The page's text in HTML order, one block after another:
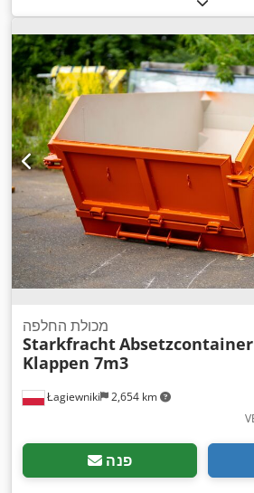
Łagiewniki 2,654 km
מכולת החלפה
StarkfrachtAbsetzcontainer
Klappen 7m3
פנה